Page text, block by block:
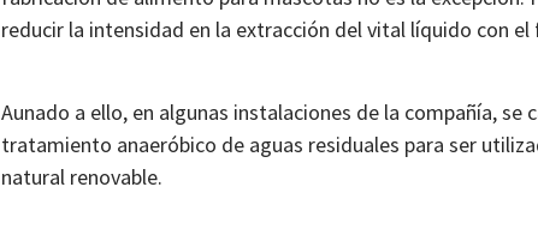
reducir la intensidad en la extracción del vital líquido con
Aunado a ello, en algunas instalaciones de la compañía,
tratamiento anaeróbico de aguas residuales para ser
natural renovable.